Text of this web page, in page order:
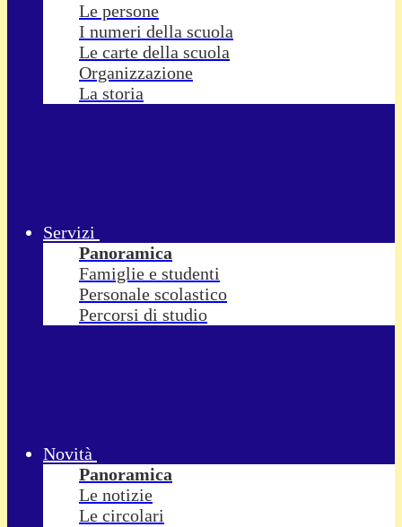
Le persone
I numeri della scuola
Le carte della scuola
Organizzazione
La storia
Servizi
Panoramica
Famiglie e studenti
Personale scolastico
Percorsi di studio
Novità
Panoramica
Le notizie
Le circolari